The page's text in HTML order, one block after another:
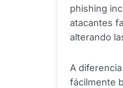
phishing
atacantes
alterando
A
fácilmente